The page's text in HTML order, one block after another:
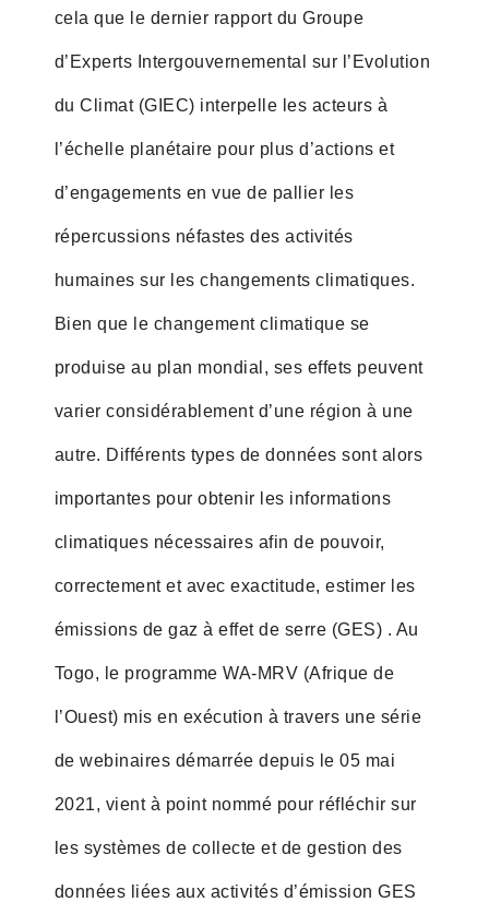
cela que le dernier rapport du Groupe
d’Experts Intergouvernemental sur l’Evolution
du Climat (GIEC) interpelle les acteurs à
l’échelle planétaire pour plus d’actions et
d’engagements en vue de pallier les
répercussions néfastes des activités
humaines sur les changements climatiques.
Bien que le changement climatique se
produise au plan mondial, ses effets peuvent
varier considérablement d’une région à une
autre. Différents types de données sont alors
importantes pour obtenir les informations
climatiques nécessaires afin de pouvoir,
correctement et avec exactitude, estimer les
émissions de gaz à effet de serre (GES) . Au
Togo, le programme WA-MRV (Afrique de
l’Ouest) mis en exécution à travers une série
de webinaires démarrée depuis le 05 mai
2021, vient à point nommé pour réfléchir sur
les systèmes de collecte et de gestion des
données liées aux activités d’émission GES